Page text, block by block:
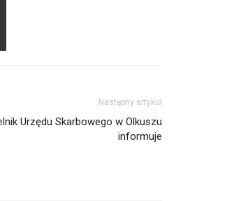
Następny artykuł
Urzędu Skarbowego w Olkuszu
informuje